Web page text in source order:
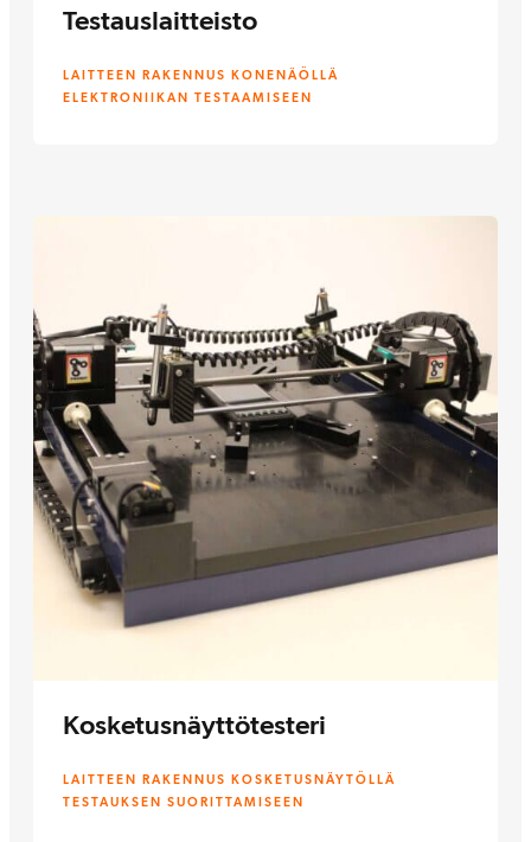
LAITTEEN RAKENNUS KONENÄÖLLÄ
ELEKTRONIIKAN TESTAAMISEEN
Testauslaitteisto
LAITTEEN RAKENNUS KOSKETUSNÄYTÖLLÄ
TESTAUKSEN SUORITTAMISEEN
Kosketusnäyttötesteri